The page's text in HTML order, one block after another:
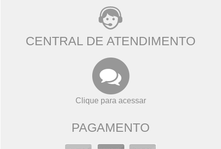
CENTRAL DE ATENDIMENTO
Clique para acessar
PAGAMENTO